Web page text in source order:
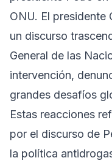
ONU. El presidente
un discurso
General de las
intervención,
grandes desafíos
Estas reacciones
por el discurso de
la política